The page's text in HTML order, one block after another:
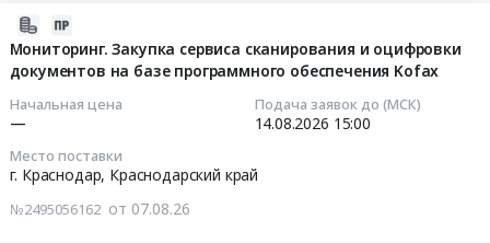
Мониторинг. Закупка сервиса сканирования и оцифровки
документов на базе программного обеспечения Kofax
Начальная цена
—
Подача заявок до (МСК)
14.08.2026 15:00
Место поставки
г. Краснодар, Краснодарский край
№2495056162 от 07.08.26